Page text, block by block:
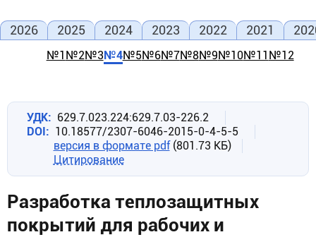
2026 2025 2024 2023 2022 2021
№1 №2№3№4№5№6№7№8№9№10№11 №12
УДК
629.7.023.224:629.7.03-226.2
DOI
10.18577/2307-6046-2015-0-4-5-5
версия в формате pdf (801.73 КБ)
Цитирование
Разработка теплозащитных
покрытий для рабочих и